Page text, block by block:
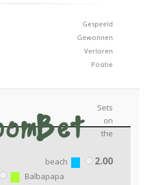
Gespeeld
Gewonnen
Verloren
Positie
Sets
on
the
beach
2.00
Balbapapa